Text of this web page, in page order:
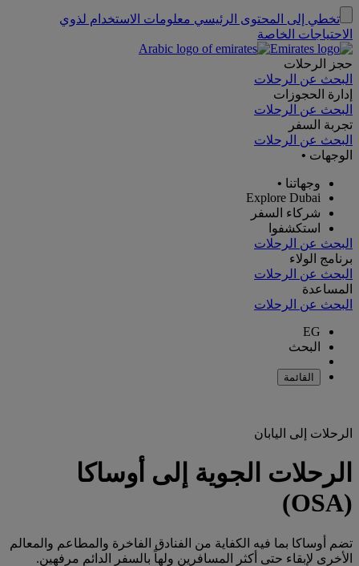
تخطي إلى المحتوى الرئيسي معلومات الاستخدام لذوي
الاحتياجات الخاصة
حجز الرحلات
البحث عن الرحلات
إدارة الحجوزات
البحث عن الرحلات
تجربة السفر
البحث عن الرحلات
الوجهات •
وجهاتنا •
Explore Dubai
شركاء السفر
استكشفوا
البحث عن الرحلات
برنامج الولاء
البحث عن الرحلات
المساعدة
البحث عن الرحلات
EG
البحث
القائمة
الرحلات إلى اليابان
الرحلات الجوية إلى أوساكا
(OSA)
تضم أوساكا بما فيه الكفاية من الفنادق الفاخرة والمطاعم والمعالم
الأخرى لإبقاء حتى أكثر المسافرين ولهاً بالسفر الدائم مرفهين.